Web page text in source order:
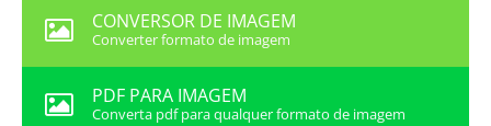
CONVERSOR DE IMAGEM
Converter formato de imagem
PDF PARA IMAGEM
Converta pdf para qualquer formato de imagem